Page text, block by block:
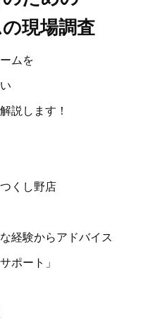
の現場調査
ムを
説します！
くし野店
経験からアドバイス
ポート」